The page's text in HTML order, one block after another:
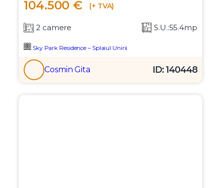
104.500 € (+ TVA)
2 camere S.U.:55.4mp
Sky Park Residence – Splaiul Unirii
Cosmin Gita ID: 140448